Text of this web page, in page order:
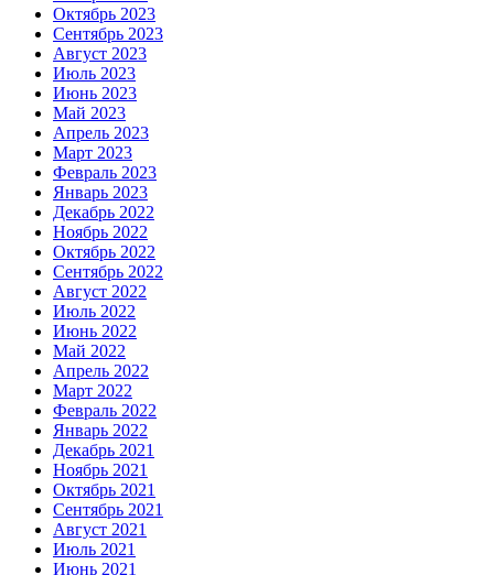
Октябрь 2023
Сентябрь 2023
Август 2023
Июль 2023
Июнь 2023
Май 2023
Апрель 2023
Март 2023
Февраль 2023
Январь 2023
Декабрь 2022
Ноябрь 2022
Октябрь 2022
Сентябрь 2022
Август 2022
Июль 2022
Июнь 2022
Май 2022
Апрель 2022
Март 2022
Февраль 2022
Январь 2022
Декабрь 2021
Ноябрь 2021
Октябрь 2021
Сентябрь 2021
Август 2021
Июль 2021
Июнь 2021